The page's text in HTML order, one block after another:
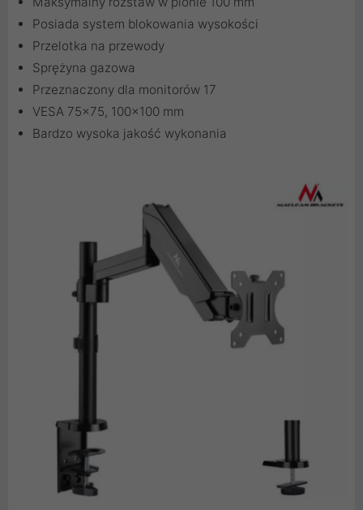
Posiada system blokowania wysokości
Przelotka na przewody
Sprężyna gazowa
Przeznaczony dla monitorów 17
VESA 75x75, 100x100 mm
Bardzo wysoka jakość wykonania